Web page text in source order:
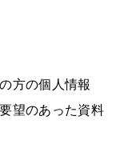
方の個人情報
望のあった資料